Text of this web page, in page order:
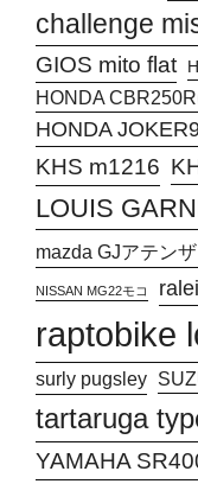
challenge
GIOS mito flat
HONDA
HONDA
KHS m1216
LOUIS
mazda GJアテン
NISSAN MG22モコ
raptobike
surly pugsley
tartaruga
YAMAHA